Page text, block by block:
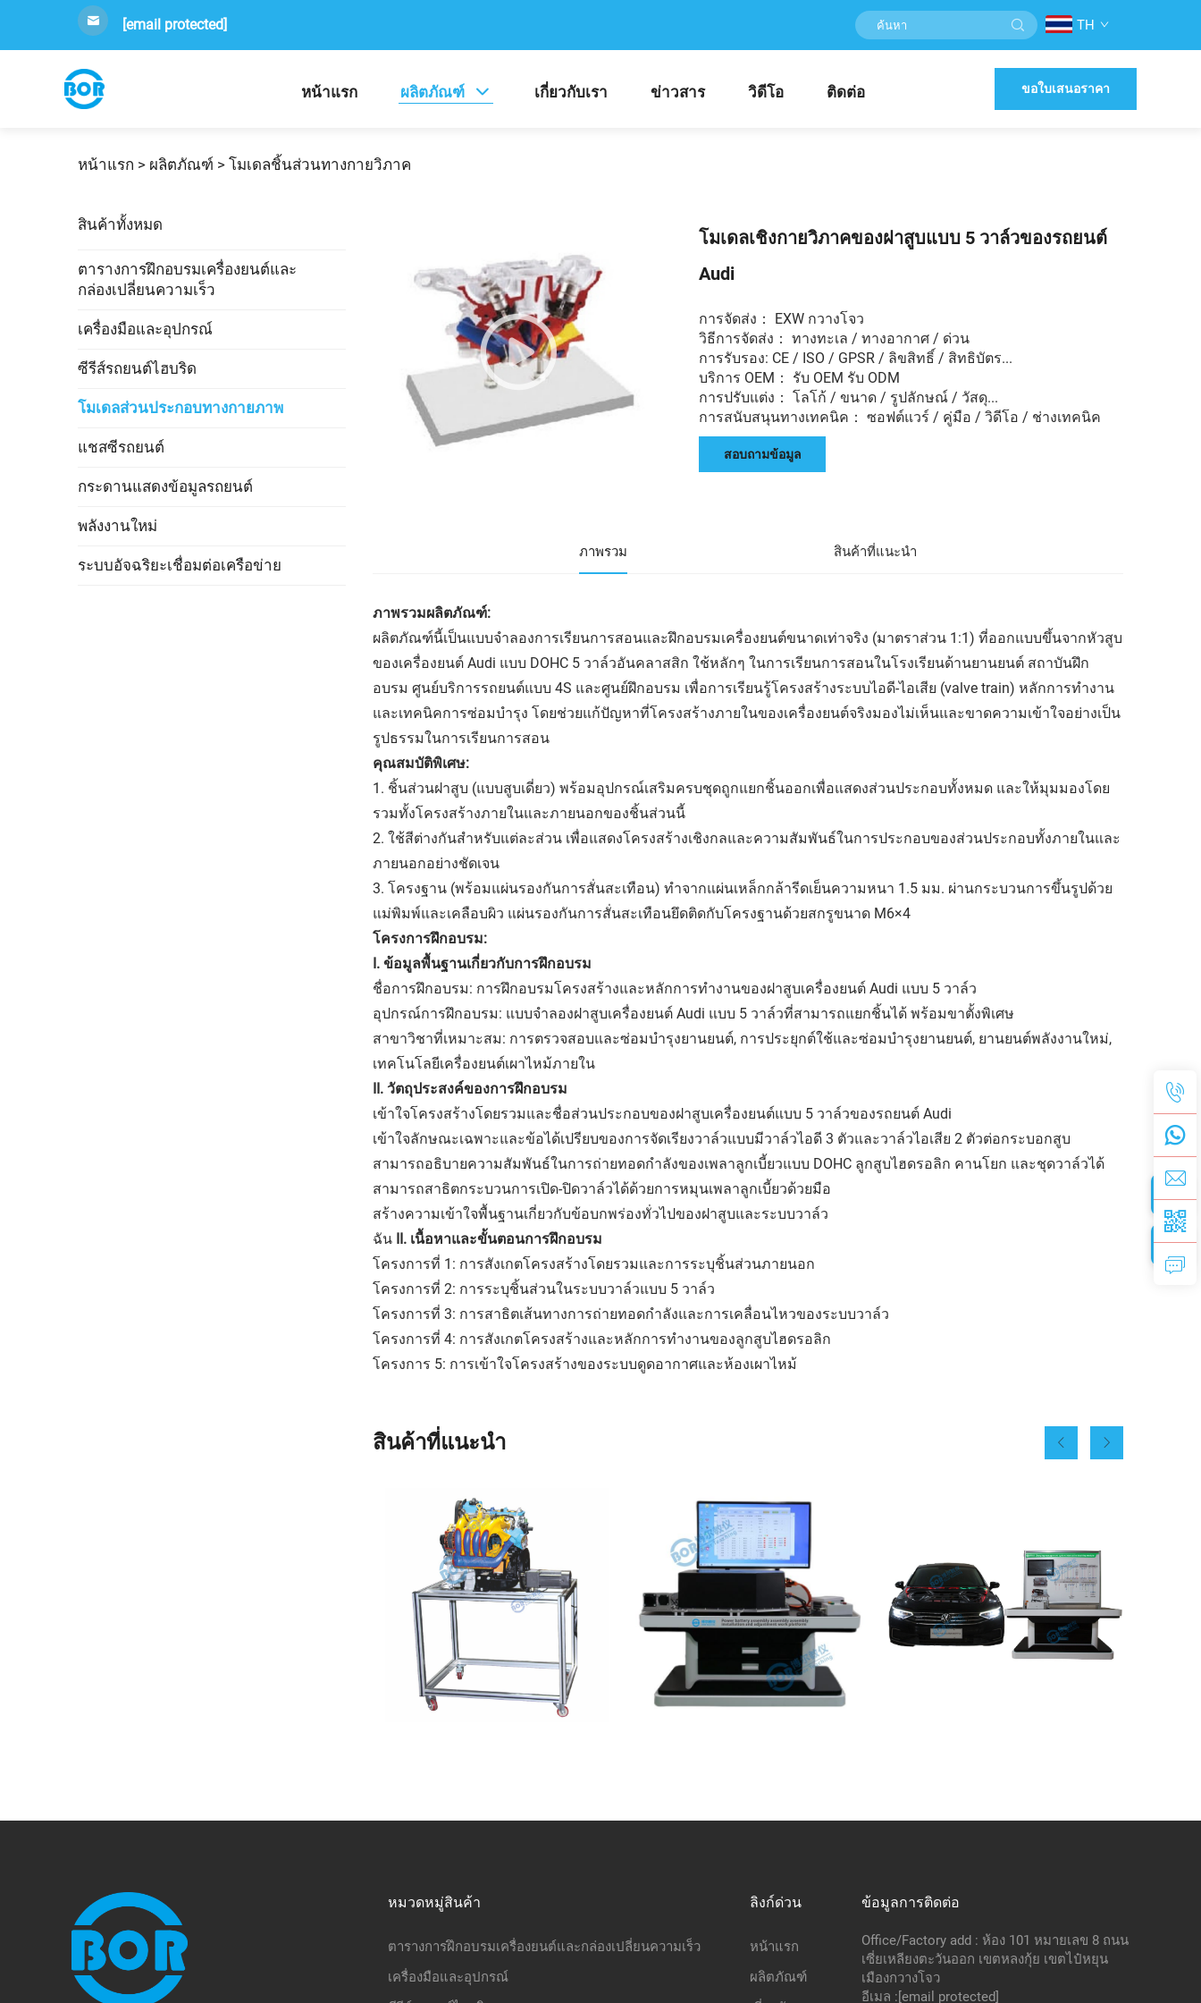
[email protected] TH
หน้าแรก ผลิตภัณฑ์ เกี่ยวกับเรา ข่าวสาร วิดีโอ ติดต่อ ขอใบเสนอราคา
หน้าแรก > ผลิตภัณฑ์ > โมเดลชิ้นส่วนทางกายวิภาค
สินค้าทั้งหมด
ตารางการฝึกอบรมเครื่องยนต์และ
กล่องเปลี่ยนความเร็ว
เครื่องมือและอุปกรณ์
ซีรีส์รถยนต์ไฮบริด
โมเดลส่วนประกอบทางกายภาพ
แชสซีรถยนต์
กระดานแสดงข้อมูลรถยนต์
พลังงานใหม่
ระบบอัจฉริยะเชื่อมต่อเครือข่าย
โมเดลเชิงกายวิภาคของฝาสูบแบบ 5 วาล์วของรถยนต์
Audi
การจัดส่ง： EXW กวางโจว
วิธีการจัดส่ง： ทางทะเล / ทางอากาศ / ด่วน
การรับรอง: CE / ISO / GPSR / ลิขสิทธิ์ / สิทธิบัตร...
บริการ OEM： รับ OEM รับ ODM
การปรับแต่ง： โลโก้ / ขนาด / รูปลักษณ์ / วัสดุ...
การสนับสนุนทางเทคนิค： ซอฟต์แวร์ / คู่มือ / วิดีโอ / ช่างเทคนิค
สอบถามข้อมูล
ภาพรวม สินค้าที่แนะนำ
ภาพรวมผลิตภัณฑ์:
ผลิตภัณฑ์นี้เป็นแบบจำลองการเรียนการสอนและฝึกอบรมเครื่องยนต์ขนาดเท่าจริง (มาตราส่วน 1:1) ที่ออกแบบขึ้นจากหัวสูบ
ของเครื่องยนต์ Audi แบบ DOHC 5 วาล์วอันคลาสสิก ใช้หลักๆ ในการเรียนการสอนในโรงเรียนด้านยานยนต์ สถาบันฝึก
อบรม ศูนย์บริการรถยนต์แบบ 4S และศูนย์ฝึกอบรม เพื่อการเรียนรู้โครงสร้างระบบไอดี-ไอเสีย (valve train) หลักการทำงาน
และเทคนิคการซ่อมบำรุง โดยช่วยแก้ปัญหาที่โครงสร้างภายในของเครื่องยนต์จริงมองไม่เห็นและขาดความเข้าใจอย่างเป็น
รูปธรรมในการเรียนการสอน
คุณสมบัติพิเศษ:
1. ชิ้นส่วนฝาสูบ (แบบสูบเดี่ยว) พร้อมอุปกรณ์เสริมครบชุดถูกแยกชิ้นออกเพื่อแสดงส่วนประกอบทั้งหมด และให้มุมมองโดย
รวมทั้งโครงสร้างภายในและภายนอกของชิ้นส่วนนี้
2. ใช้สีต่างกันสำหรับแต่ละส่วน เพื่อแสดงโครงสร้างเชิงกลและความสัมพันธ์ในการประกอบของส่วนประกอบทั้งภายในและ
ภายนอกอย่างชัดเจน
3. โครงฐาน (พร้อมแผ่นรองกันการสั่นสะเทือน) ทำจากแผ่นเหล็กกล้ารีดเย็นความหนา 1.5 มม. ผ่านกระบวนการขึ้นรูปด้วย
แม่พิมพ์และเคลือบผิว แผ่นรองกันการสั่นสะเทือนยึดติดกับโครงฐานด้วยสกรูขนาด M6×4
โครงการฝึกอบรม:
I. ข้อมูลพื้นฐานเกี่ยวกับการฝึกอบรม
ชื่อการฝึกอบรม: การฝึกอบรมโครงสร้างและหลักการทำงานของฝาสูบเครื่องยนต์ Audi แบบ 5 วาล์ว
อุปกรณ์การฝึกอบรม: แบบจำลองฝาสูบเครื่องยนต์ Audi แบบ 5 วาล์วที่สามารถแยกชิ้นได้ พร้อมขาตั้งพิเศษ
สาขาวิชาที่เหมาะสม: การตรวจสอบและซ่อมบำรุงยานยนต์, การประยุกต์ใช้และซ่อมบำรุงยานยนต์, ยานยนต์พลังงานใหม่,
เทคโนโลยีเครื่องยนต์เผาไหม้ภายใน
II. วัตถุประสงค์ของการฝึกอบรม
เข้าใจโครงสร้างโดยรวมและชื่อส่วนประกอบของฝาสูบเครื่องยนต์แบบ 5 วาล์วของรถยนต์ Audi
เข้าใจลักษณะเฉพาะและข้อได้เปรียบของการจัดเรียงวาล์วแบบมีวาล์วไอดี 3 ตัวและวาล์วไอเสีย 2 ตัวต่อกระบอกสูบ
สามารถอธิบายความสัมพันธ์ในการถ่ายทอดกำลังของเพลาลูกเบี้ยวแบบ DOHC ลูกสูบไฮดรอลิก คานโยก และชุดวาล์วได้
สามารถสาธิตกระบวนการเปิด-ปิดวาล์วได้ด้วยการหมุนเพลาลูกเบี้ยวด้วยมือ
สร้างความเข้าใจพื้นฐานเกี่ยวกับข้อบกพร่องทั่วไปของฝาสูบและระบบวาล์ว
ฉัน II. เนื้อหาและขั้นตอนการฝึกอบรม
โครงการที่ 1: การสังเกตโครงสร้างโดยรวมและการระบุชิ้นส่วนภายนอก
โครงการที่ 2: การระบุชิ้นส่วนในระบบวาล์วแบบ 5 วาล์ว
โครงการที่ 3: การสาธิตเส้นทางการถ่ายทอดกำลังและการเคลื่อนไหวของระบบวาล์ว
โครงการที่ 4: การสังเกตโครงสร้างและหลักการทำงานของลูกสูบไฮดรอลิก
โครงการ 5: การเข้าใจโครงสร้างของระบบดูดอากาศและห้องเผาไหม้
สินค้าที่แนะนำ
หมวดหมู่สินค้า
ตารางการฝึกอบรมเครื่องยนต์และกล่องเปลี่ยนความเร็ว
เครื่องมือและอุปกรณ์
ลิงก์ด่วน
หน้าแรก
ผลิตภัณฑ์
ข้อมูลการติดต่อ
Office/Factory add : ห้อง 101 หมายเลข 8 ถนน
เซี่ยเหลียงตะวันออก เขตหลงกุ้ย เขตไป๋หยุน
เมืองกวางโจว
อีเมล :[email protected]